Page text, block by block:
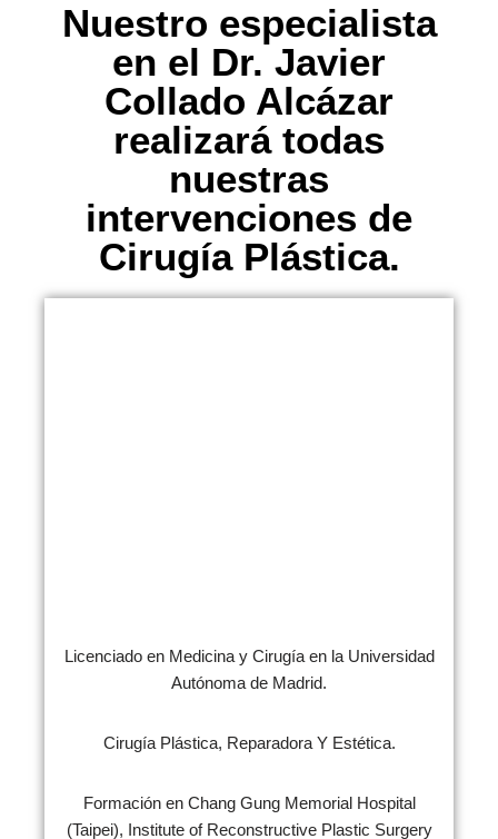
Nuestro especialista
en el Dr. Javier
Collado Alcázar
realizará todas
nuestras
intervenciones de
Cirugía Plástica.
Licenciado en Medicina y Cirugía en la Universidad
Autónoma de Madrid.
Cirugía Plástica, Reparadora Y Estética.
Formación en Chang Gung Memorial Hospital
(Taipei), Institute of Reconstructive Plastic Surgery